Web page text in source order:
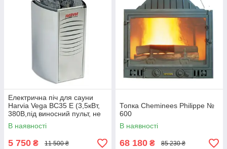
Електрична піч для сауни
Harvia Vega BC35 E (3,5кВт,
380В,під виносний пульт, не
постачається у комплекті)
В наявності
5 750 ₴ 11 500 ₴
Топка Cheminees Philippe №
600
В наявності
68 180 ₴ 85 230 ₴